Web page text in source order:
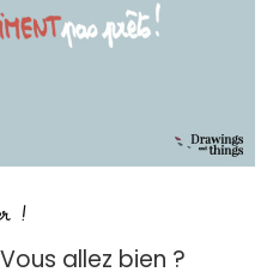
!
allez bien ?